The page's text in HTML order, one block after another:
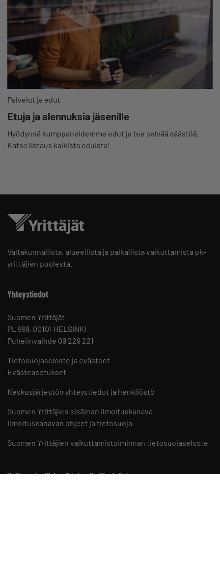
Palvelut ja edut
Etuja ja alennuksia jäsenille
Hyödynnä kumppaneidemme edut ja tee selvää säästöä.
Katso listaus kaikista eduista!
Valtakunnallista, alueellista ja paikallista vaikuttamista pk-
yrittäjien puolesta.
Yhteystiedot
Suomen Yrittäjät
PL 999, 00101 HELSINKI
Puhelinvaihde 09 229 221
Tietosuojaseloste ja evästeet
Evästeasetukset
Keskusjärjestön yhteystiedot ja henkilöstö
Suomen Yrittäjien sisäinen ilmoituskanava
Ilmoituskanavan ohjeet ja tietosuoja
Suomen Yrittäjien vaikuttamistoiminnan tietosuojaseloste
Valitse aluejärjestö tai paikallisyhdistys